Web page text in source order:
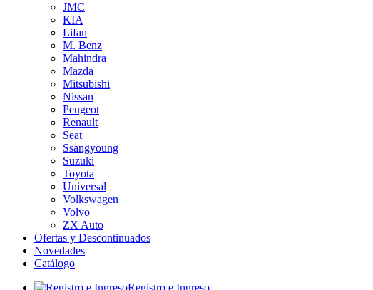
JMC
KIA
Lifan
M. Benz
Mahindra
Mazda
Mitsubishi
Nissan
Peugeot
Renault
Seat
Ssangyoung
Suzuki
Toyota
Universal
Volkswagen
Volvo
ZX Auto
Ofertas y Descontinuados
Novedades
Catálogo
Registro e Ingreso